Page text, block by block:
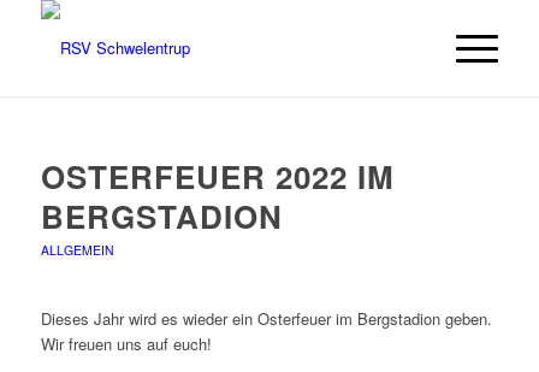
OSTERFEUER 2022 IM
BERGSTADION
ALLGEMEIN
Dieses Jahr wird es wieder ein Osterfeuer im Bergstadion geben.
Wir freuen uns auf euch!